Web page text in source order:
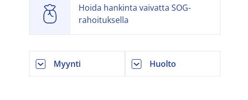
Hoida hankinta vaivatta SOG-
rahoituksella
Myynti Huolto